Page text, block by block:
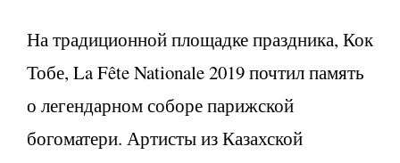
На традиционной площадке праздника, Кок
Тобе, La Fête Nationale 2019 почтил память
о легендарном соборе парижской
богоматери. Артисты из Казахской